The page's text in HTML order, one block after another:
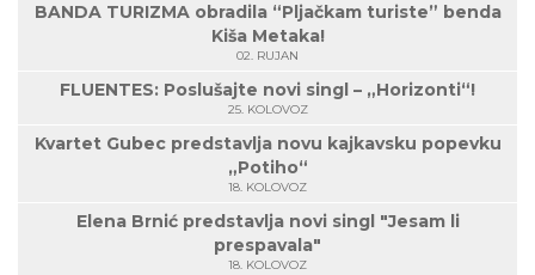
BANDA TURIZMA obradila “Pljačkam turiste” benda
Kiša Metaka!
02. RUJAN
FLUENTES: Poslušajte novi singl – „Horizonti“!
25. KOLOVOZ
Kvartet Gubec predstavlja novu kajkavsku popevku
„Potiho“
18. KOLOVOZ
Elena Brnić predstavlja novi singl "Jesam li
prespavala"
18. KOLOVOZ